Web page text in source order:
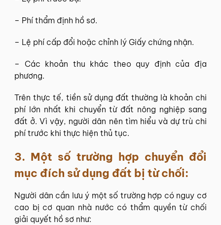
– Phí thẩm định hồ sơ.
– Lệ phí cấp đổi hoặc chỉnh lý Giấy chứng nhận.
– Các khoản thu khác theo quy định của địa
phương.
Trên thực tế, tiền sử dụng đất thường là khoản chi
phí lớn nhất khi chuyển từ đất nông nghiệp sang
đất ở. Vì vậy, người dân nên tìm hiểu và dự trù chi
phí trước khi thực hiện thủ tục.
3. Một số trường hợp chuyển đổi
mục đích sử dụng đất bị từ chối:
Người dân cần lưu ý một số trường hợp có nguy cơ
cao bị cơ quan nhà nước có thẩm quyền từ chối
giải quyết hồ sơ như: